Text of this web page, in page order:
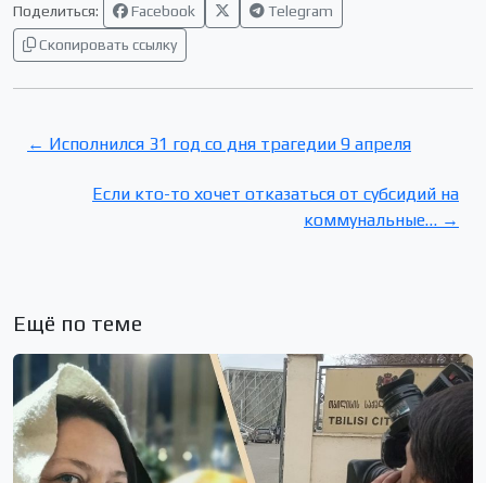
Поделиться: Facebook
Telegram
Скопировать ссылку
← Исполнился 31 год со дня трагедии 9 апреля
Если кто-то хочет отказаться от субсидий на
коммунальные… →
Ещё по теме